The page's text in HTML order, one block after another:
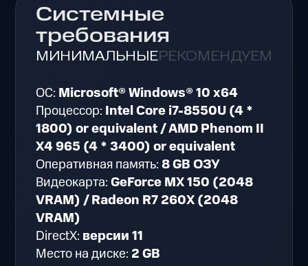
Системные
требования
МИНИМАЛЬНЫЕРЕКОМЕНДУЕМЫЕ
ОС: Microsoft® Windows® 10 x64
Процессор: Intel Core i7-8550U (4 *
1800) or equivalent / AMD Phenom II
X4 965 (4 * 3400) or equivalent
Оперативная память:8 GB ОЗУ
Видеокарта:GeForce MX 150 (2048
VRAM) / Radeon R7 260X (2048
VRAM)
DirectX: версии 11
Место на диске: 2 GB